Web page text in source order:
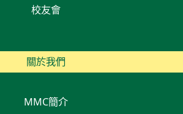
校友會
關於我們
MMC簡介